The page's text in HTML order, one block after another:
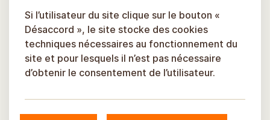
Si l’utilisateur du site clique sur le bouton «
Désaccord », le site stocke des cookies
techniques nécessaires au fonctionnement du
site et pour lesquels il n’est pas nécessaire
d’obtenir le consentement de l’utilisateur.